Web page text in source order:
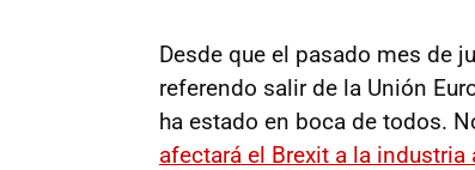
Desde que el pasado mes de
referendo salir de la Unión
ha estado en boca de todos.
afectará el Brexit a la